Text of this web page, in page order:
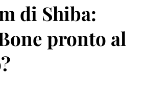
di Shiba:
pronto al